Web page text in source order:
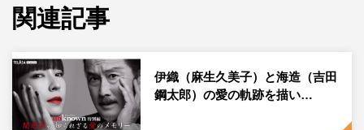
北村匠海の親友の遺品整理士役として手話でのせりふに挑
むなど、演技派俳優としても名高い千葉。高畑とは人気コ
し、高校生の甘酸っぱい恋模様を体現。『おっさんずラ
ブ-in the sky-』（2019年）では、田中に思いを寄せられる
役どころで注目を集めた。
関連記事
伊織（麻生久美子）と海造（吉田
鋼太郎）の愛の軌跡を描い…